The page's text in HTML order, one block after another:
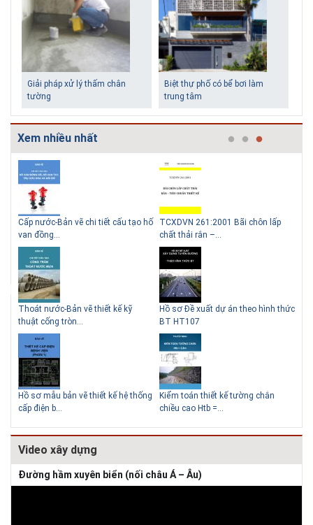
Giải pháp xử lý thấm chân
tường
Biệt thự phố có bể bơi làm
trung tâm
Những ngôi nhà một tầng ít
tiền vẫn đẹp
Lý do nên sử dụng gạch block
Thiết kế nhà siêu nhỏ độc đáo
Xem nhiều nhất
Cấp nước-Bản vẽ chi tiết cấu tạo hố
van đồng...
Thoát nước-Bản vẽ thiết kế kỹ
thuật cống tròn...
Hồ sơ mẫu bản vẽ thiết kế hệ thống
cấp điện b...
TCXDVN 261:2001 Bãi chôn lấp
chất thải rắn –...
Hồ sơ Đề xuất dự án theo hình thức
BT HT107
Kiểm toán thiết kế tường chắn
chiều cao Htb =...
Video xây dựng
Đường hầm xuyên biển (nối châu Á – Âu)